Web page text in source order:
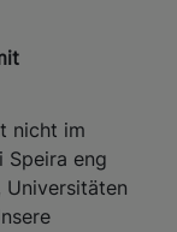
nicht im
Speira eng
Universitäten